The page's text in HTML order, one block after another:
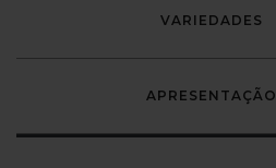
VARIEDADES
APRESENTAÇÃO